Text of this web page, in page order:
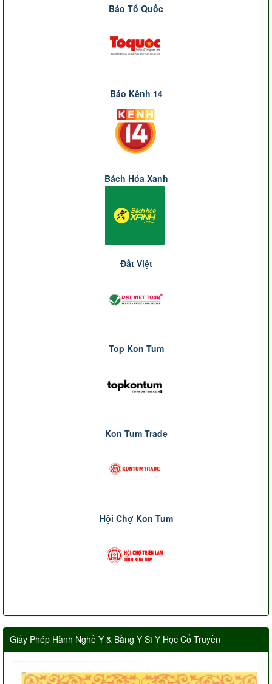
Báo Tổ Quốc
Báo Kênh 14
Bách Hóa Xanh
Đất Việt
Top Kon Tum
Kon Tum Trade
Hội Chợ Kon Tum
Giấy Phép Hành Nghề Y & Bằng Y Sĩ Y Học Cổ Truyền